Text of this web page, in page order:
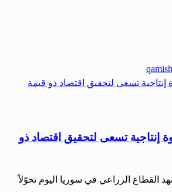
إنتاجية تسعى لتحقيق اقتصاد ذو
القطاع الزراعي في سوريا اليوم تحوّلاً